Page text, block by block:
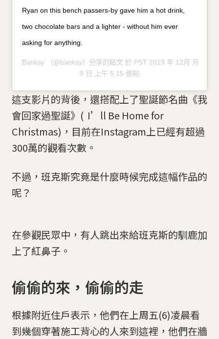
Ryan on this bench passers-by gave him a hot drink,
two chocolate bars and a lighter - without him ever
asking for anything.
Banksy
（@banksy）分享的貼文 於 PST 2019 年 12月 月
9 日 上午 5:15 張貼
這支影片的背後，還搭配上了聖誕節名曲《我
會回家過聖誕》( I’ll Be Home for
Christmas)，目前在Instagram上已經有超過
300萬的觀看次數。
不過，班克斯究竟是什麼時候完成這幅作品的
呢？
在參觀民眾中，有人跳出來給班克斯的馴鹿加
上了紅鼻子。
偷偷的來，偷偷的走
根據附近住戶表示，他們在上周五(6)凌晨看
到幾個穿著施工背心的人來到這裡，他們在牆